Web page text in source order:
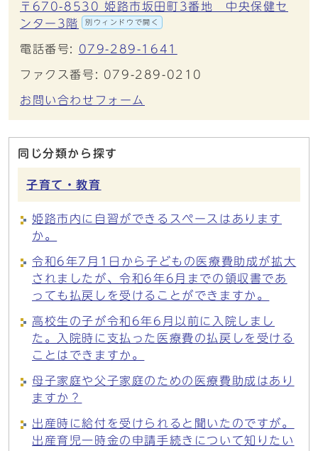
〒670-8530 姫路市坂田町3番地 中央保健セ
ンター3階
別ウィンドウで開く
電話番号: 079-289-1641
ファクス番号: 079-289-0210
お問い合わせフォーム
同じ分類から探す
子育て・教育
姫路市内に自習ができるスペースはあります
か。
令和6年7月1日から子どもの医療費助成が拡大
されましたが、令和6年6月までの領収書であ
っても払戻しを受けることができますか。
高校生の子が令和6年6月以前に入院しまし
た。入院時に支払った医療費の払戻しを受ける
ことはできますか。
母子家庭や父子家庭のための医療費助成はあり
ますか？
出産時に給付を受けられると聞いたのですが。
出産育児一時金の申請手続きについて知りたい